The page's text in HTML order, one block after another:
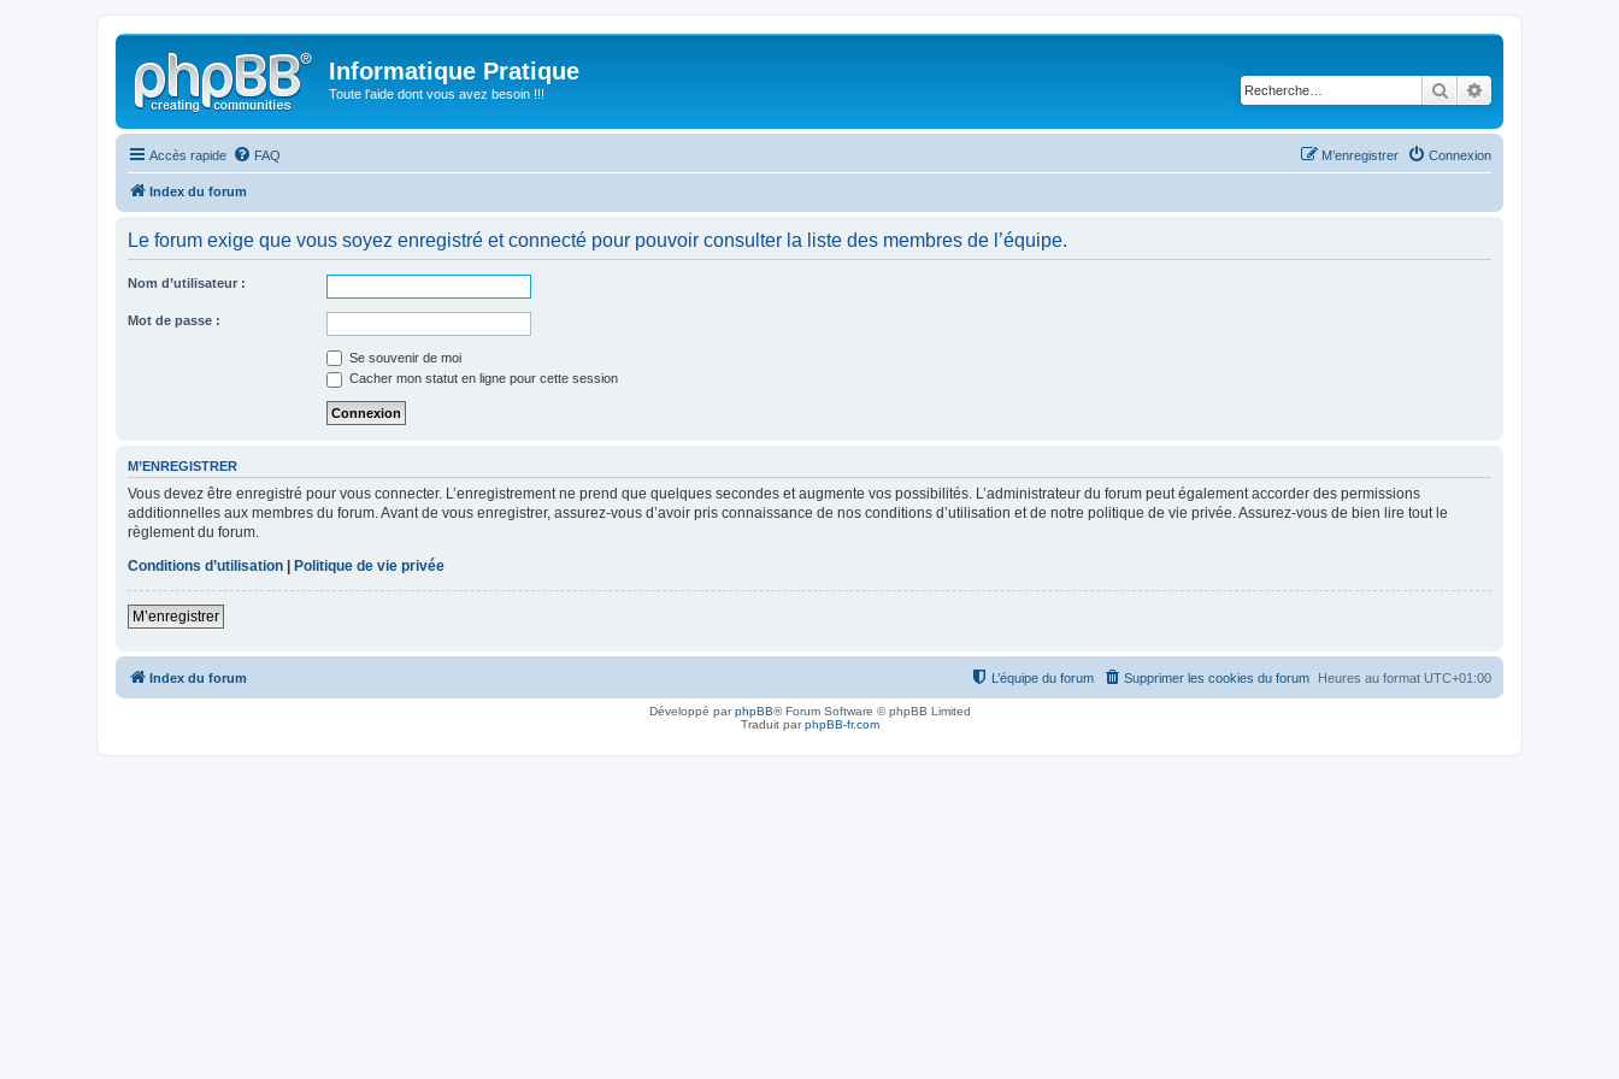
Informatique Pratique
Toute l'aide dont vous avez besoin !!! Rechercher
Accès rapide FAQ Connexion
M’enregistrer
Index du forum
Le forum exige que vous soyez enregistré et connecté pour pouvoir consulter la liste des membres de l’équipe.
Nom d’utilisateur :
Mot de passe :
Se souvenir de moi
Cacher mon statut en ligne pour cette session
M’ENREGISTRER
Vous devez être enregistré pour vous connecter. L’enregistrement ne prend que quelques secondes et augmente vos possibilités. L’administrateur du forum peut également accorder des permissions
additionnelles aux membres du forum. Avant de vous enregistrer, assurez-vous d’avoir pris connaissance de nos conditions d’utilisation et de notre politique de vie privée. Assurez-vous de bien lire tout le
règlement du forum.
Conditions d’utilisation
Politique de vie privée
M’enregistrer
Index du forum Heures au format UTC+01:00
Supprimer les cookies du forum
L’équipe du forum
Développé parphpBB® Forum Software © phpBB Limited
Traduit parphpBB-fr.com